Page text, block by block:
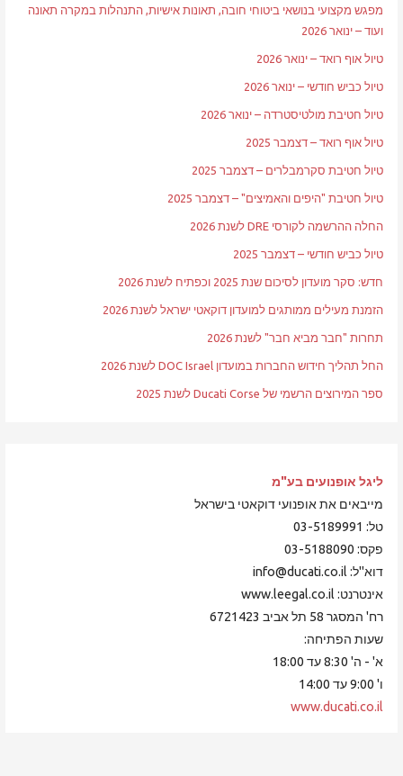
מפגש מקצועי בנושאי ביטוחי חובה, תאונות אישיות, התנהלות במקרה תאונה
ועוד – ינואר 2026
טיול אוף רואד – ינואר 2026
טיול כביש חודשי – ינואר 2026
טיול חטיבת מולטיסטרדה – ינואר 2026
טיול אוף רואד – דצמבר 2025
טיול חטיבת סקרמבלרים – דצמבר 2025
טיול חטיבת "היפים והאמיצים" – דצמבר 2025
החלה ההרשמה לקורסי DRE לשנת 2026
טיול כביש חודשי – דצמבר 2025
חדש: סקר מועדון לסיכום שנת 2025 וכפתיח לשנת 2026
הזמנת מעילים ממותגים למועדון דוקאטי ישראל לשנת 2026
תחרות "חבר מביא חבר" לשנת 2026
החל תהליך חידוש החברות במועדון DOC Israel לשנת 2026
ספר המירוצים הרשמי של Ducati Corse לשנת 2025
ליגל אופנועים בע"מ
מייבאים את אופנועי דוקאטי בישראל
טל: 03-5189991
פקס: 03-5188090
דוא"ל: info@ducati.co.il
אינטרנט: www.leegal.co.il
רח' המסגר 58 תל אביב 6721423
שעות הפתיחה:
א' - ה' 8:30 עד 18:00
ו' 9:00 עד 14:00
www.ducati.co.il